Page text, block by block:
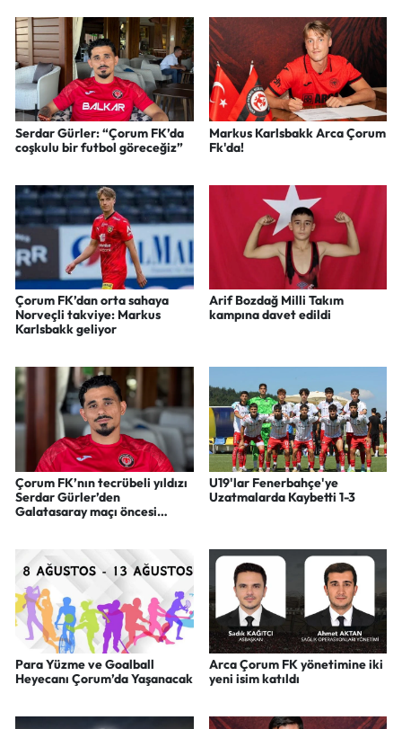
Serdar Gürler: “Çorum FK’da
coşkulu bir futbol göreceğiz”
Markus Karlsbakk Arca Çorum
Fk'da!
Çorum FK’dan orta sahaya
Norveçli takviye: Markus
Karlsbakk geliyor
Arif Bozdağ Milli Takım
kampına davet edildi
Çorum FK’nın tecrübeli yıldızı
Serdar Gürler’den
Galatasaray maçı öncesi
U19'lar Fenerbahçe'ye
Uzatmalarda Kaybetti 1-3
Para Yüzme ve Goalball
Heyecanı Çorum’da Yaşanacak
Arca Çorum FK yönetimine iki
yeni isim katıldı